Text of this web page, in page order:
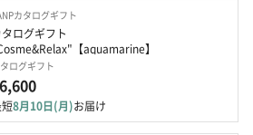
カタログギフト
ログギフト
【aquamarine】
ログギフト
8月10日(月)お届け